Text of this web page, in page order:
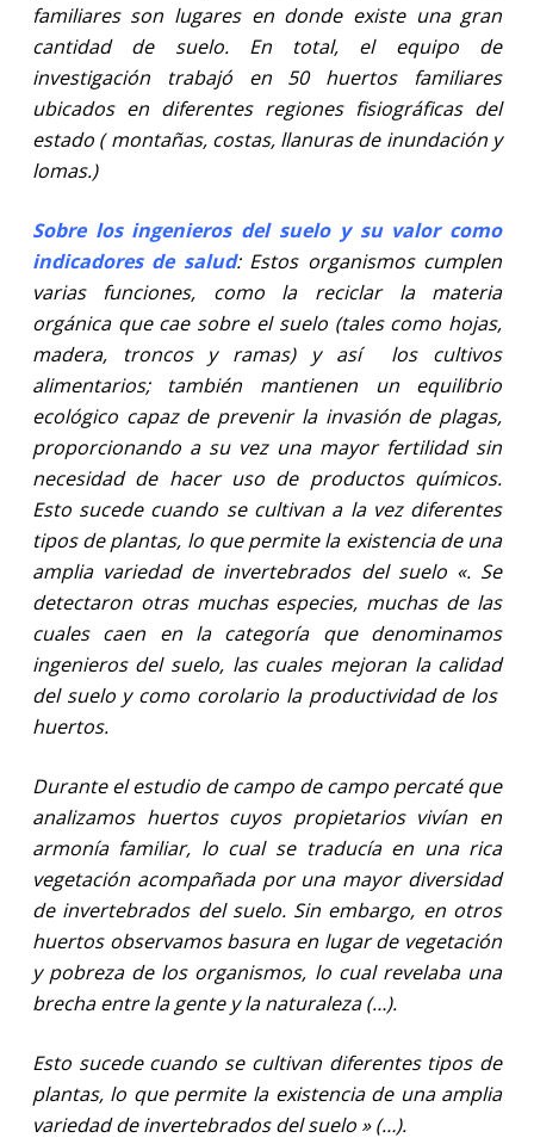
familiares son lugares en donde existe una gran
cantidad de suelo. En total, el equipo de
investigación trabajó en 50 huertos familiares
ubicados en diferentes regiones fisiográficas del
estado ( montañas, costas, llanuras de inundación y
lomas.)
Sobre los ingenieros del suelo y su valor como
indicadores de salud: Estos organismos cumplen
varias funciones, como la reciclar la materia
orgánica que cae sobre el suelo (tales como hojas,
madera, troncos y ramas) y así
los cultivos
alimentarios; también mantienen un equilibrio
ecológico capaz de prevenir la invasión de plagas,
proporcionando a su vez una mayor fertilidad sin
necesidad de hacer uso de productos químicos.
Esto sucede cuando se cultivan a la vez diferentes
tipos de plantas, lo que permite la existencia de una
amplia variedad de invertebrados del suelo «. Se
detectaron otras muchas especies, muchas de las
cuales caen en la categoría que denominamos
ingenieros del suelo, las cuales mejoran la calidad
del suelo y como corolario la productividad de los
huertos.
Durante el estudio de campo de campo percaté que
analizamos huertos cuyos propietarios vivían en
armonía familiar, lo cual se traducía en una rica
vegetación acompañada por una mayor diversidad
de invertebrados del suelo. Sin embargo, en otros
huertos observamos basura en lugar de vegetación
y pobreza de los organismos, lo cual revelaba una
brecha entre la gente y la naturaleza (…).
Esto sucede cuando se cultivan diferentes tipos de
plantas, lo que permite la existencia de una amplia
variedad de invertebrados del suelo » (…).